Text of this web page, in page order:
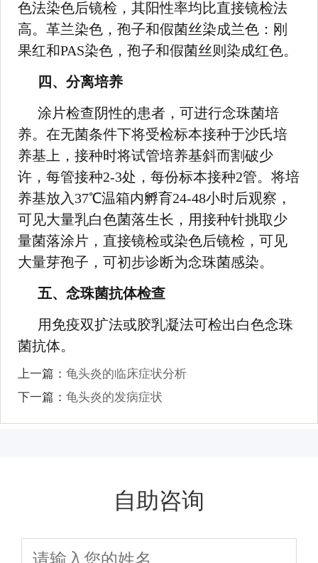
色法染色后镜检，其阳性率均比直接镜检法
高。革兰染色，孢子和假菌丝染成兰色：刚
果红和PAS染色，孢子和假菌丝则染成红色。
四、分离培养
涂片检查阴性的患者，可进行念珠菌培
养。在无菌条件下将受检标本接种于沙氏培
养基上，接种时将试管培养基斜而割破少
许，每管接种2-3处，每份标本接种2管。将培
养基放入37℃温箱内孵育24-48小时后观察，
可见大量乳白色菌落生长，用接种针挑取少
量菌落涂片，直接镜检或染色后镜检，可见
大量芽孢子，可初步诊断为念珠菌感染。
五、念珠菌抗体检查
用免疫双扩法或胶乳凝法可检出白色念珠
菌抗体。
上一篇：龟头炎的临床症状分析
下一篇：龟头炎的发病症状
自助咨询